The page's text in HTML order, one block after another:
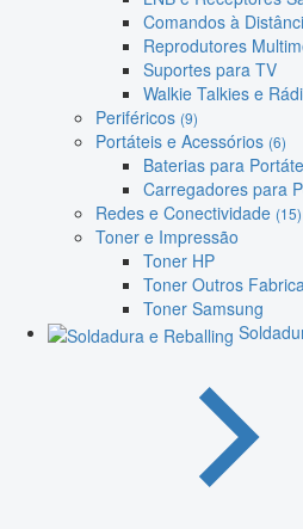
Comandos à
Reprodutores
Suportes para TV
Walkie Talkies e
Periféricos (9)
Portáteis e Acessórios (6)
Baterias para
Carregadores para
Redes e Conectividade (15)
Toner e Impressão
Toner HP
Toner Outros
Toner Samsung